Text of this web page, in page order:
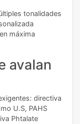
tonalidades
máxima
avalan
directiva
U.S, PAHS
Phtalate